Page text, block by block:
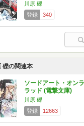
川原 礫
登録
340
礫の関連本
ソードアート・オン
ラッド (電撃文庫)
川原 礫
登録
12663